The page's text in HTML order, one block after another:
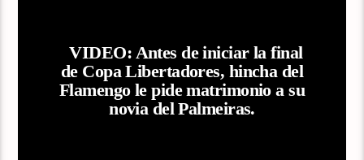
VIDEO: Antes de iniciar la final
de Copa Libertadores, hincha del
Flamengo le pide matrimonio a su
novia del Palmeiras.